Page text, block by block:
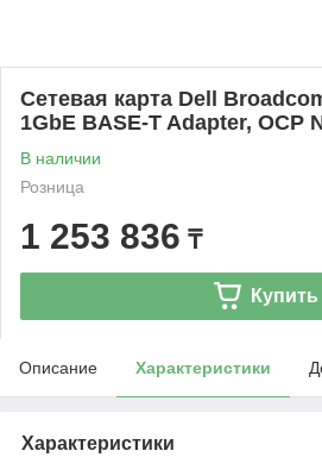
Сетевая карта Dell
1GbE BASE-T Adapter, OCP
В наличии
Розница
1 253 836 ₸
Купить
Описание Характеристики
Характеристики